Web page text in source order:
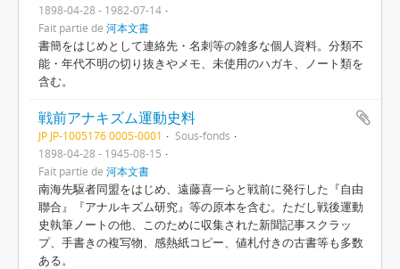
1898-04-28 - 1982-07-14
Fait partie de 河本文書
書簡をはじめとして連絡先・名刺等の雑多な個人資料。分類不
能・年代不明の切り抜きやメモ、未使用のハガキ、ノート類を
含む。
戦前アナキズム運動史料
JP JP-1005176 0005-0001
Sous-fonds
1898-04-28 - 1945-08-15
Fait partie de 河本文書
南海先駆者同盟をはじめ、遠藤喜一らと戦前に発行した『自由
聯合』『アナルキズム研究』等の原本を含む。ただし戦後運動
史執筆ノートの他、このために収集された新聞記事スクラッ
プ、手書きの複写物、感熱紙コピー、値札付きの古書等も多数
ある。